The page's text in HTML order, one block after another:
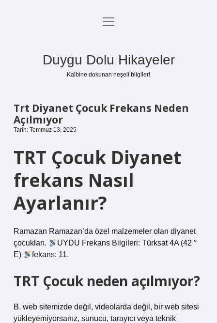
Anasayfa
menüyü
Duygu Dolu Hikayeler
Kalbine dokunan neşeli bilgiler!
Trt Diyanet Çocuk Frekans Neden
Açılmıyor
Tarih: Temmuz 13, 2025
TRT Çocuk Diyanet
frekans Nasıl
Ayarlanır?
Ramazan Ramazan’da özel malzemeler olan diyanet
çocukları.
UYDU Frekans Bilgileri: Türksat 4A (42 °
E)
fekans: 11.
TRT Çocuk neden açılmıyor?
B. web sitemizde değil, videolarda değil, bir web sitesi
yükleyemiyorsanız, sunucu, tarayıcı veya teknik